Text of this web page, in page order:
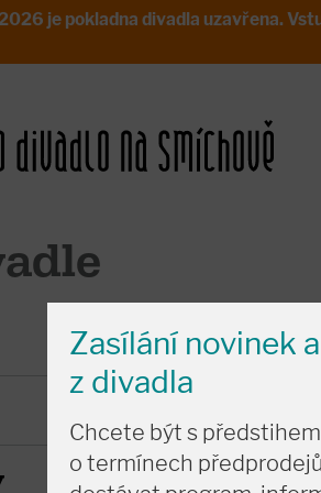
je pokladna divadla uzavřena.
Zasílání novinek
z divadla
Chcete být s
o termínech